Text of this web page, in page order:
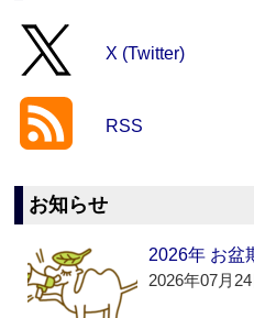
X (Twitter)
RSS
お知らせ
2026年 お盆
2026年07月